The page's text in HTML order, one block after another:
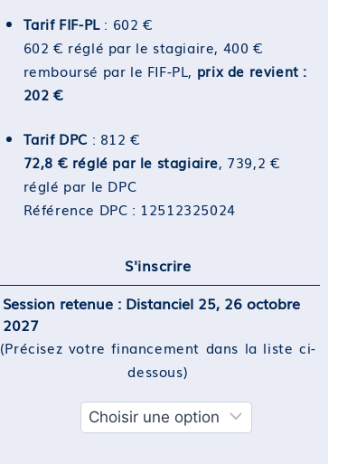
Tarif FIF-PL: 602 €
602 € réglé par le stagiaire, 400 €
remboursé par le FIF-PL, prix de revient :
202 €
Tarif DPC : 812 €
72,8 € réglé par le stagiaire, 739,2 €
réglé par le DPC
Référence DPC : 12512325024
S'inscrire
Session retenue : Distanciel 25, 26 octobre
2027
(Précisez votre financement dans la liste ci-
dessous)